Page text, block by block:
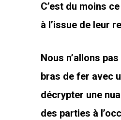
C’est du moins
à l’issue de leur
Nous n’allons
bras de fer avec
décrypter une
des parties à